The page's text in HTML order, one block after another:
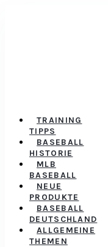
TRAINING
TIPPS
BASEBALL
HISTORIE
MLB
BASEBALL
NEUE
PRODUKTE
BASEBALL
DEUTSCHLAND
ALLGEMEINE
THEMEN